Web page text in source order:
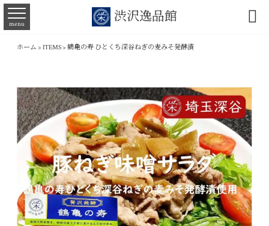
渋沢逸品館
menu 
ホーム > ITEMS> 鶴亀の寿 ひとくち深谷ねぎの麦みそ発酵漬